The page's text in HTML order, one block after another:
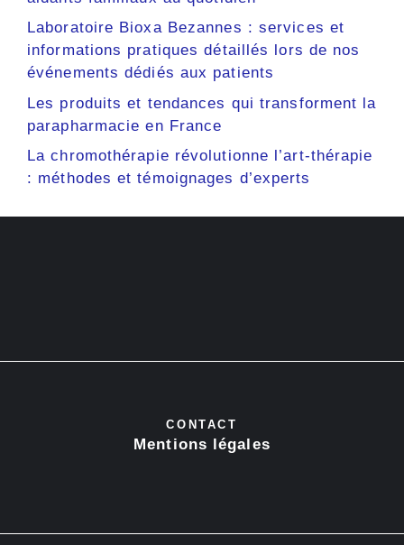
Laboratoire Bioxa Bezannes : services et
informations pratiques détaillés lors de nos
événements dédiés aux patients
Les produits et tendances qui transforment la
parapharmacie en France
La chromothérapie révolutionne l’art-thérapie
: méthodes et témoignages d’experts
CONTACT
Mentions légales